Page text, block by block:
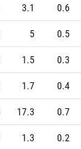
3.1
0.6
5
0.5
1.5
0.3
1.7
0.4
17.3
0.7
1.3
0.2